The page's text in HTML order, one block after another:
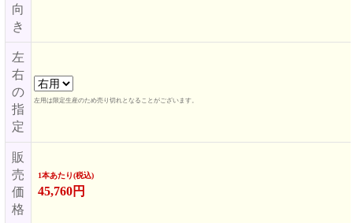
向
き
左
右
の
指
定
左用は限定生産のため売り切れとなることがございます。
販
売
価
格
1本あたり(税込)
45,760円